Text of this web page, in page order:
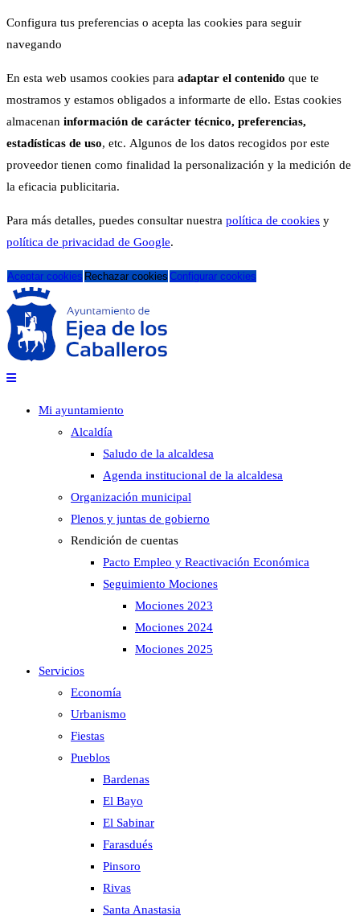
Configura tus preferencias o acepta las cookies para seguir
navegando
En esta web usamos cookies para adaptar el contenido que te
mostramos y estamos obligados a informarte de ello. Estas cookies
almacenan información de carácter técnico, preferencias,
estadísticas de uso, etc. Algunos de los datos recogidos por este
proveedor tienen como finalidad la personalización y la medición de
la eficacia publicitaria.
Para más detalles, puedes consultar nuestra política de cookies y
política de privacidad de Google.
Aceptar cookies Rechazar cookies Configurar cookies
Mi ayuntamiento
Alcaldía
Saludo de la alcaldesa
Agenda institucional de la alcaldesa
Organización municipal
Plenos y juntas de gobierno
Rendición de cuentas
Pacto Empleo y Reactivación Económica
Seguimiento Mociones
Mociones 2023
Mociones 2024
Mociones 2025
Servicios
Economía
Urbanismo
Fiestas
Pueblos
Bardenas
El Bayo
El Sabinar
Farasdués
Pinsoro
Rivas
Santa Anastasia